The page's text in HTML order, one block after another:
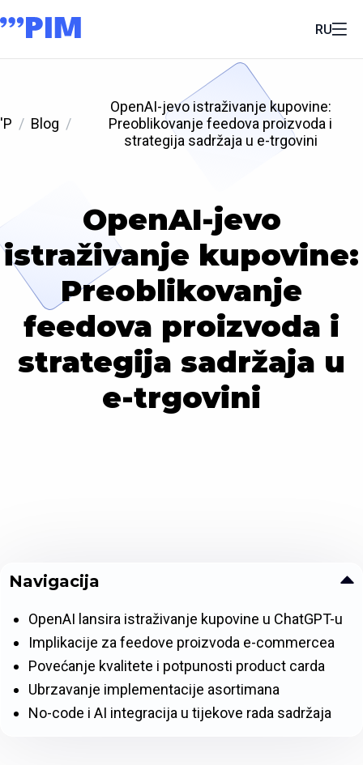
RU
'P Blog
OpenAI-jevo istraživanje kupovine:
Preoblikovanje feedova proizvoda i
strategija sadržaja u e-trgovini
OpenAI-jevo
istraživanje kupovine:
Preoblikovanje
feedova proizvoda i
strategija sadržaja u
e-trgovini
Navigacija
OpenAI lansira istraživanje kupovine u ChatGPT-u
Implikacije za feedove proizvoda e-commercea
Povećanje kvalitete i potpunosti product carda
Ubrzavanje implementacije asortimana
No-code i AI integracija u tijekove rada sadržaja